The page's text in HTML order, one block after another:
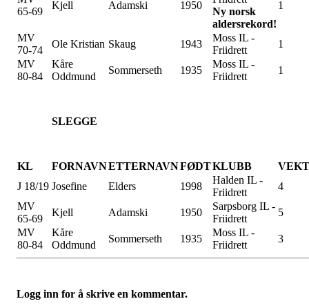
65-69
Kjell Adamski 1950
Ny norsk
aldersrekord!
1
MV
70-74
Ole Kristian Skaug 1943
Moss IL -
Friidrett
1
MV
80-84
Kåre
Oddmund
Sommerseth 1935
Moss IL -
Friidrett
1
SLEGGE
KL FORNAVNETTERNAVNFØDTKLUBB
VEKT
J 18/19 Josefine Elders 1998
Halden IL -
Friidrett
4
MV
65-69
Kjell Adamski 1950
Sarpsborg IL -
Friidrett
5
MV
80-84
Kåre
Oddmund
Sommerseth 1935
Moss IL -
Friidrett
3
Logg inn for å skrive en kommentar.